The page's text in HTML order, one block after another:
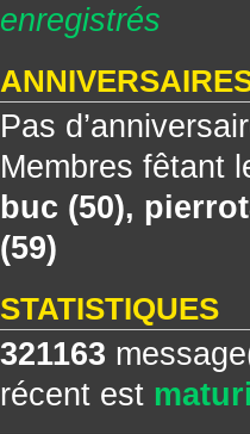
enregistrés
Pas
Membres fêtant
buc (50),
(59)
STATISTIQUES
321163
récent est